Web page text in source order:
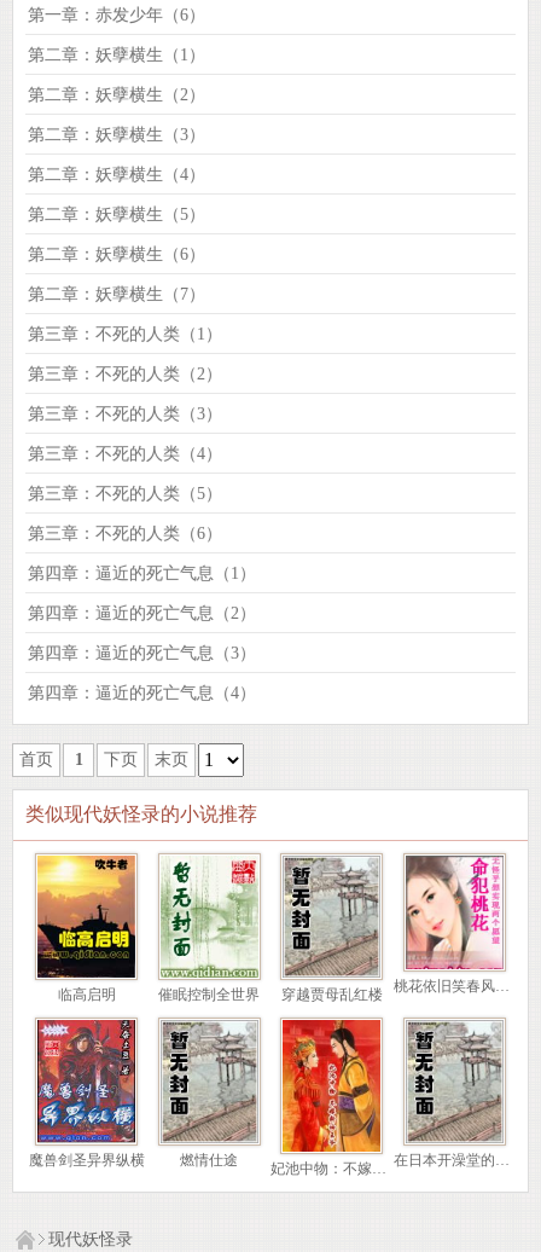
第一章：赤发少年（6）
第二章：妖孽横生（1）
第二章：妖孽横生（2）
第二章：妖孽横生（3）
第二章：妖孽横生（4）
第二章：妖孽横生（5）
第二章：妖孽横生（6）
第二章：妖孽横生（7）
第三章：不死的人类（1）
第三章：不死的人类（2）
第三章：不死的人类（3）
第三章：不死的人类（4）
第三章：不死的人类（5）
第三章：不死的人类（6）
第四章：逼近的死亡气息（1）
第四章：逼近的死亡气息（2）
第四章：逼近的死亡气息（3）
第四章：逼近的死亡气息（4）
首页 1 下页 末页
类似现代妖怪录的小说推荐
临高启明 催眠控制全世界 穿越贾母乱红楼
桃花依旧笑春风（又名命犯桃花）
魔兽剑圣异界纵横 燃情仕途 在日本开澡堂的日子
现代妖怪录